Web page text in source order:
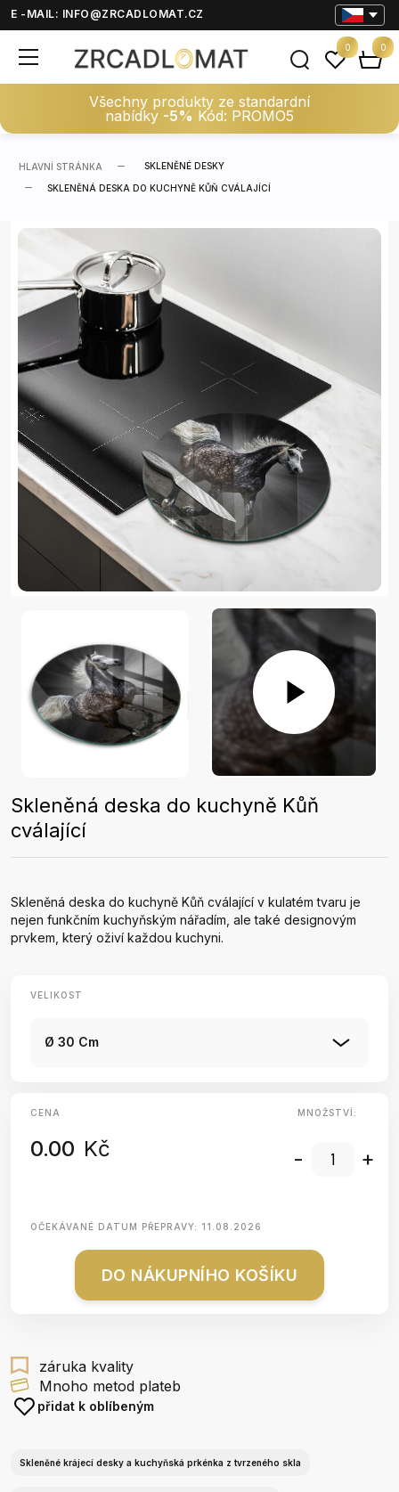
E -MAIL: INFO@ZRCADLOMAT.CZ
Všechny produkty ze standardní
nabídky -5% Kód: PROMO5
0 0
HLAVNÍ STRÁNKA SKLENĚNÉ DESKY
SKLENĚNÁ DESKA DO KUCHYNĚ KŮŇ CVÁLAJÍCÍ
Skleněná deska do kuchyně Kůň
cválající
Skleněná deska do kuchyně Kůň cválající v kulatém tvaru je
nejen funkčním kuchyňským nářadím, ale také designovým
prvkem, který oživí každou kuchyni.
VELIKOST
Ø 30 Cm
CENA
0.00 Kč
MNOŽSTVÍ:
- +
OČEKÁVANÉ DATUM PŘEPRAVY: 11.08.2026
DO NÁKUPNÍHO KOŠÍKU
záruka kvality
Mnoho metod plateb
přidat k oblíbeným
Skleněné krájecí desky a kuchyňská prkénka z tvrzeného skla